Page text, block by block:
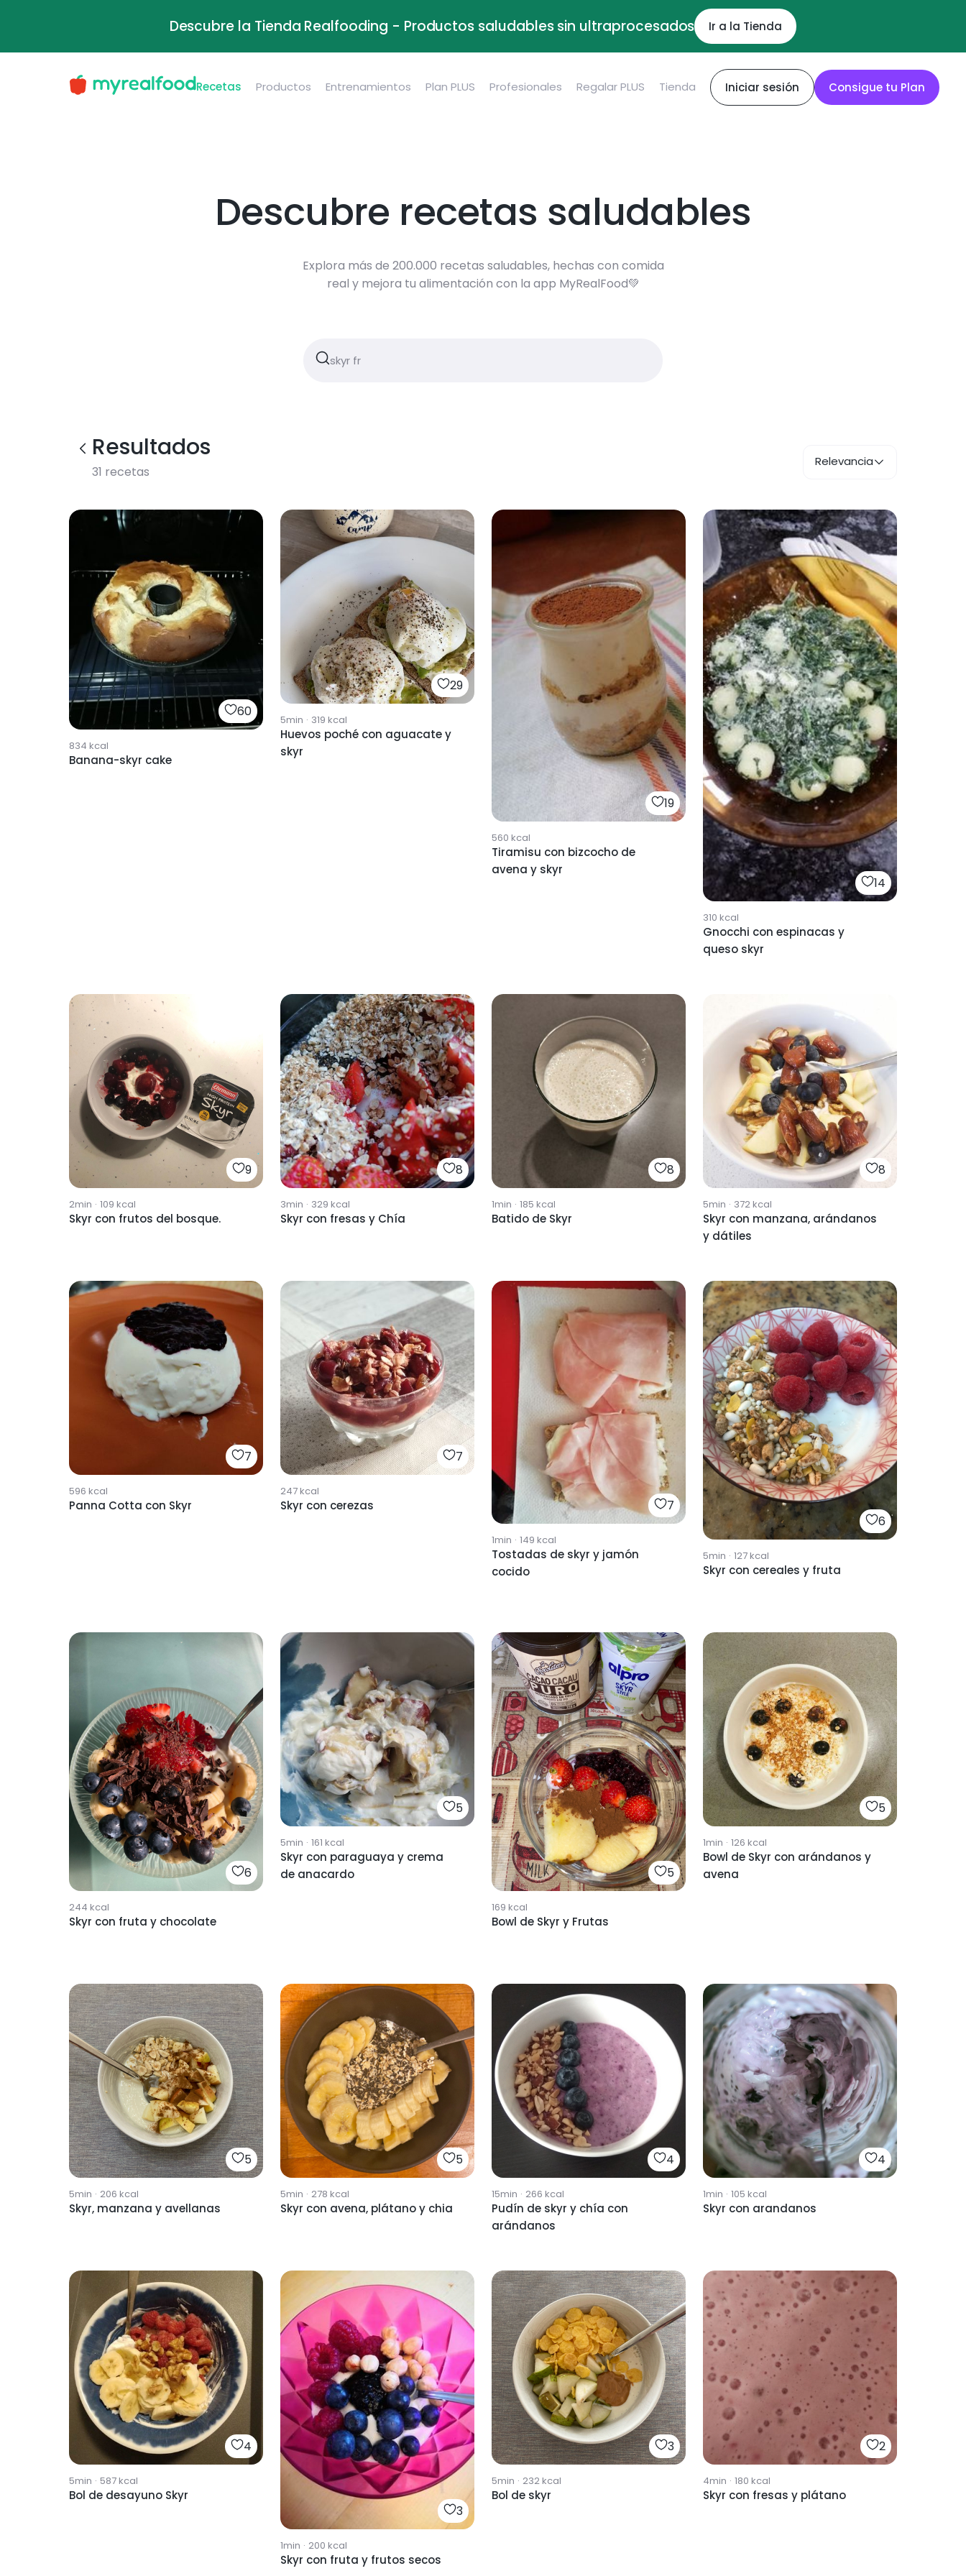
Descubre la Tienda Realfooding - Productos saludables sin ultraprocesados Ir a la Tienda
Recetas Productos Entrenamientos Plan PLUS Profesionales Regalar PLUS Tienda Iniciar sesión Consigue tu Plan
Descubre recetas saludables
Explora más de 200.000 recetas saludables, hechas con comida
real y mejora tu alimentación con la app MyRealFood💚
Resultados
31 recetas
Relevancia
60
834 kcal
Banana-skyr cake
29
5min · 319 kcal
Huevos poché con aguacate y
skyr
19
560 kcal
Tiramisu con bizcocho de
avena y skyr
14
310 kcal
Gnocchi con espinacas y
queso skyr
9
2min · 109 kcal
Skyr con frutos del bosque.
8
3min · 329 kcal
Skyr con fresas y Chía
8
1min · 185 kcal
Batido de Skyr
8
5min · 372kcal
Skyr con manzana, arándanos
y dátiles
7
596 kcal
Panna Cotta con Skyr
7
247kcal
Skyr con cerezas 7
1min · 149 kcal
Tostadas de skyr y jamón
cocido
6
5min · 127kcal
Skyr con cereales y fruta
6
244 kcal
Skyr con fruta y chocolate
5
5min · 161 kcal
Skyr con paraguaya y crema
de anacardo
5
169 kcal
Bowl de Skyr y Frutas
5
1min · 126 kcal
Bowl de Skyr con arándanos y
avena
5
5min · 206 kcal
Skyr, manzana y avellanas
5
5min · 278 kcal
Skyr con avena, plátano y chia
4
15min · 266 kcal
Pudín de skyr y chía con
arándanos
4
1min · 105 kcal
Skyr con arandanos
4
5min · 587kcal
Bol de desayuno Skyr
3
1min · 200 kcal
Skyr con fruta y frutos secos
3
5min · 232kcal
Bol de skyr
2
4min · 180 kcal
Skyr con fresas y plátano